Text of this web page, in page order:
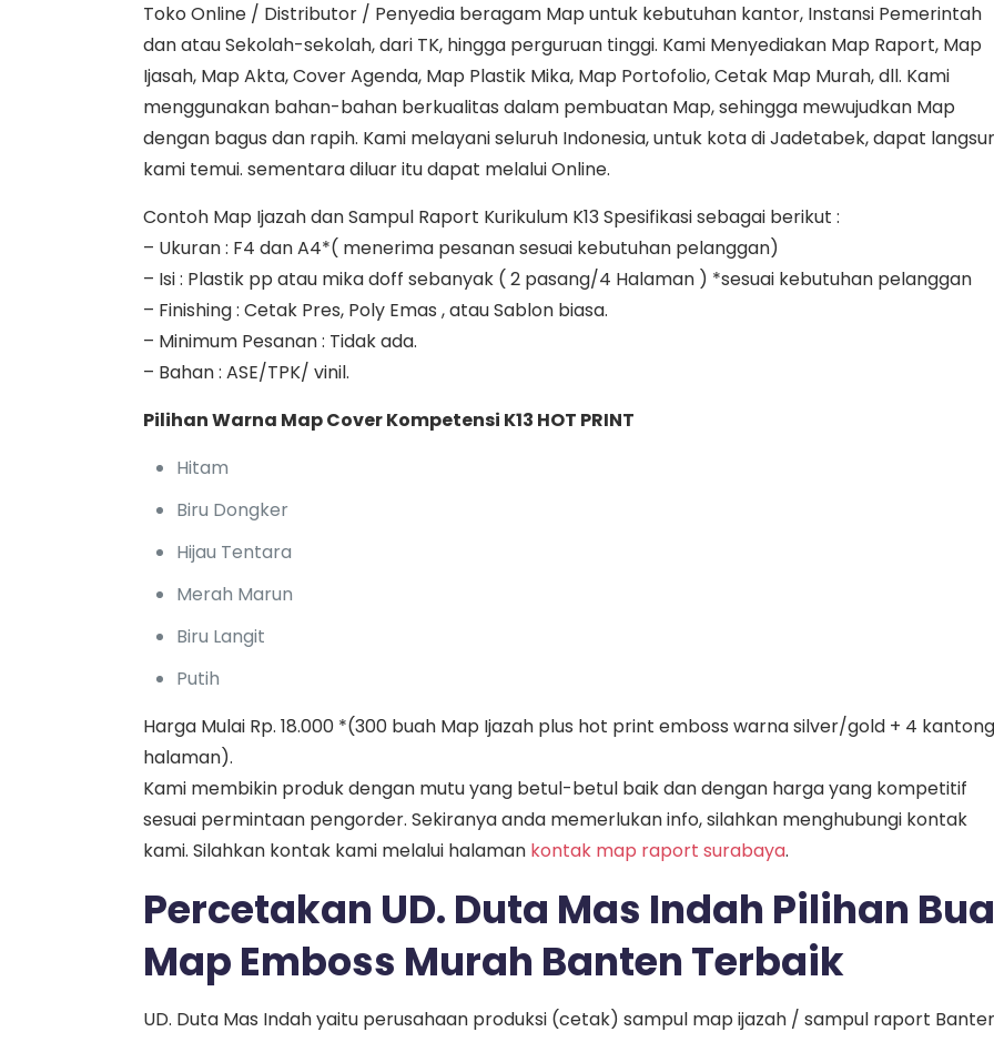
Toko Online / Distributor / Penyedia beragam Map untuk kebutuhan kantor, Instansi Pemerintah
dan atau Sekolah-sekolah, dari TK, hingga perguruan tinggi. Kami Menyediakan Map Raport, Map
Ijasah, Map Akta, Cover Agenda, Map Plastik Mika, Map Portofolio, Cetak Map Murah, dll. Kami
menggunakan bahan-bahan berkualitas dalam pembuatan Map, sehingga mewujudkan Map
dengan bagus dan rapih. Kami melayani seluruh Indonesia, untuk kota di Jadetabek, dapat
kami temui. sementara diluar itu dapat melalui Online.
Contoh Map Ijazah dan Sampul Raport Kurikulum K13 Spesifikasi sebagai berikut :
– Ukuran : F4 dan A4*( menerima pesanan sesuai kebutuhan pelanggan)
– Isi : Plastik pp atau mika doff sebanyak ( 2 pasang/4 Halaman ) *sesuai kebutuhan pelanggan
– Finishing : Cetak Pres, Poly Emas , atau Sablon biasa.
– Minimum Pesanan : Tidak ada.
– Bahan : ASE/TPK/ vinil.
Pilihan Warna Map Cover Kompetensi K13 HOT PRINT
Hitam
Biru Dongker
Hijau Tentara
Merah Marun
Biru Langit
Putih
Harga Mulai Rp. 18.000 *(300 buah Map Ijazah plus hot print emboss warna silver/gold + 4 kantong
halaman).
Kami membikin produk dengan mutu yang betul-betul baik dan dengan harga yang kompetitif
sesuai permintaan pengorder. Sekiranya anda memerlukan info, silahkan menghubungi kontak
kami. Silahkan kontak kami melalui halaman kontak map raport surabaya.
Percetakan UD. Duta Mas Indah Pilihan
Map Emboss Murah Banten Terbaik
UD. Duta Mas Indah yaitu perusahaan produksi (cetak) sampul map ijazah / sampul raport